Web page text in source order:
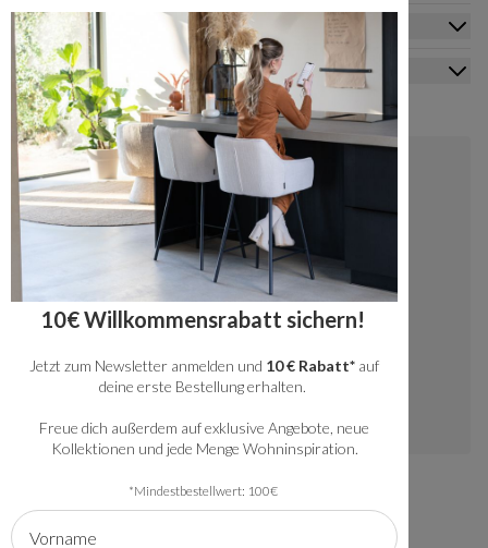
Kundendienst
Mein Konto
Kontakt
+49 20341512060
kundenservice@bronx71.com
Wir reagieren werktags innerhalb von 48
Stunden auf deine Fragen.
Instagram
10€ Willkommensrabatt sichern!
Jetzt zum Newsletter anmelden und 10 € Rabatt* auf
deine erste Bestellung erhalten.
Freue dich außerdem auf exklusive Angebote, neue
Kollektionen und jede Menge Wohninspiration.
*Mindestbestellwert: 100€